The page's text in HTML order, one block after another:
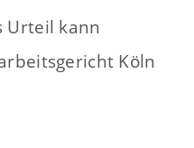
Urteil kann
Köln